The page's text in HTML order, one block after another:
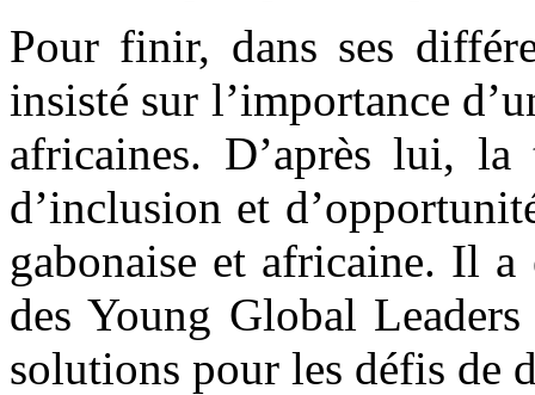
‎‎Pour finir, dans ses
insisté sur l’importance
africaines. D’après lui,
d’inclusion et
gabonaise et africaine. Il
des Young Global
solutions pour les défis de